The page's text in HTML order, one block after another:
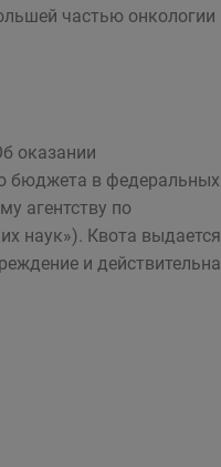
частью онкологии
оказании
бюджета в федеральных
агентству по
наук»). Квота выдается
и действительна